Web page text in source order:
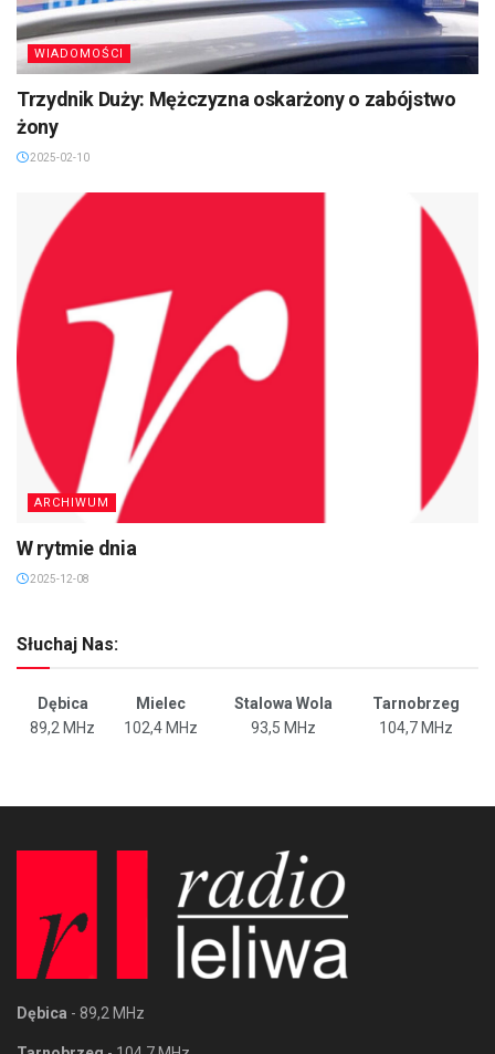
WIADOMOŚCI
Trzydnik Duży: Mężczyzna oskarżony o zabójstwo
żony
2025-02-10
ARCHIWUM
W rytmie dnia
2025-12-08
Słuchaj Nas:
Dębica Mielec Stalowa Wola
Tarnobrzeg
89,2 MHz
102,4 MHz 93,5 MHz 104,7 MHz
Dębica - 89,2 MHz